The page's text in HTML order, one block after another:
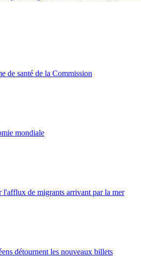
de santé de la Commission
mondiale
l'afflux de migrants arrivant par la mer
détournent les nouveaux billets